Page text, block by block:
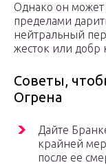
Однако он может
пределами
нейтральный
жесток или добр
Советы,
Огрена
Дайте
крайней
после ее